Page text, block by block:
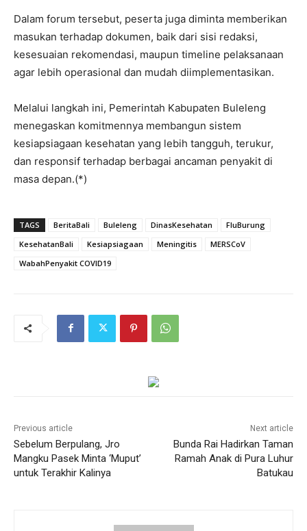
Dalam forum tersebut, peserta juga diminta memberikan
masukan terhadap dokumen, baik dari sisi redaksi,
kesesuaian rekomendasi, maupun timeline pelaksanaan
agar lebih operasional dan mudah diimplementasikan.
Melalui langkah ini, Pemerintah Kabupaten Buleleng
menegaskan komitmennya membangun sistem
kesiapsiagaan kesehatan yang lebih tangguh, terukur,
dan responsif terhadap berbagai ancaman penyakit di
masa depan.(*)
TAGS BeritaBali Buleleng DinasKesehatan
FluBurung
KesehatanBali
Kesiapsiagaan Meningitis
MERSCoV
WabahPenyakit COVID19
Previous article
Sebelum Berpulang, Jro
Mangku Pasek Minta ‘Muput’
untuk Terakhir Kalinya
Next article
Bunda Rai Hadirkan Taman
Ramah Anak di Pura Luhur
Batukau